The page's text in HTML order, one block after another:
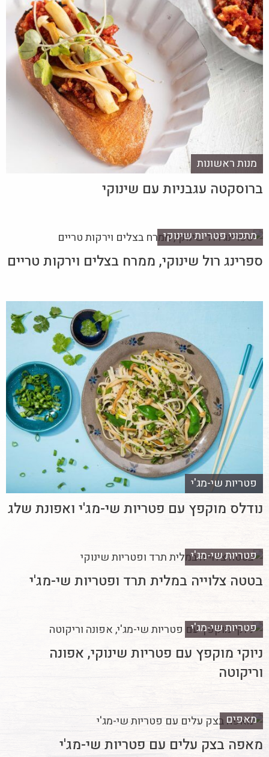
מנות ראשונות
ברוסקטה עגבניות עם שינוקי
מתכוני פטריות שינוקי
ספרינג רול שינוקי, ממרח בצלים וירקות טריים
פטריות שי-מג'י
נודלס מוקפץ עם פטריות שי-מג'י ואפונת שלג
פטריות שי-מג'י
בטטה צלוייה במלית תרד ופטריות שי-מג'י
פטריות שי-מג'י
ניוקי מוקפץ עם פטריות שינוקי, אפונה
וריקוטה
מאפים
מאפה בצק עלים עם פטריות שי-מג'י